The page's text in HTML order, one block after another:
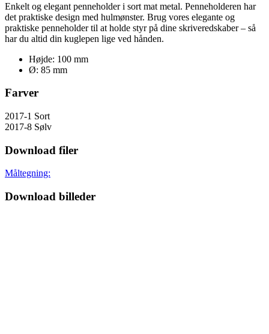
Enkelt og elegant penneholder i sort mat metal. Penneholderen har
det praktiske design med hulmønster. Brug vores elegante og
praktiske penneholder til at holde styr på dine skriveredskaber – så
har du altid din kuglepen lige ved hånden.
Højde: 100 mm
Ø: 85 mm
Farver
2017-1 Sort
2017-8 Sølv
Download filer
Måltegning:
Download billeder